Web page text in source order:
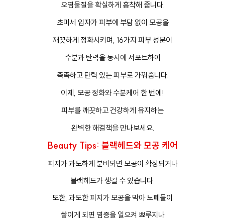
오염물질을 확실하게 흡착해 줍니다.
초미세 입자가 피부에 부담 없이 모공을
깨끗하게 정화시키며, 16가지 피부 성분이
수분과 탄력을 동시에 서포트하여
촉촉하고 탄력 있는 피부로 가꿔줍니다.
이제, 모공 정화와 수분케어 한 번에!
피부를 깨끗하고 건강하게 유지하는
완벽한 해결책을 만나보세요.
Beauty Tips: 블랙헤드와 모공 케어
피지가 과도하게 분비되면 모공이 확장되거나
블랙헤드가 생길 수 있습니다.
또한, 과도한 피지가 모공을 막아 노폐물이
쌓이게 되면 염증을 일으켜 뾰루지나